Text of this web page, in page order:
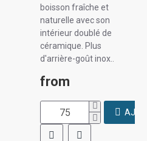
boisson fraîche et
naturelle avec son
intérieur doublé de
céramique. Plus
d'arrière-goût inox..
from